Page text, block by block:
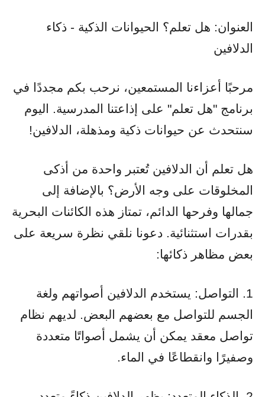
العنوان: هل تعلم؟ الحيوانات الذكية - ذكاء
الدلافين
مرحبًا أعزاءنا المستمعين، نرحب بكم مجددًا في
برنامج "هل تعلم" على إذاعتنا المدرسية. اليوم
سنتحدث عن حيوانات ذكية ومذهلة، الدلافين!
هل تعلم أن الدلافين تُعتبر واحدة من أذكى
المخلوقات على وجه الأرض؟ بالإضافة إلى
جمالها وفرحها الدائم، تمتاز هذه الكائنات البحرية
بقدرات استثنائية. دعونا نلقي نظرة سريعة على
بعض مظاهر ذكائها:
1. التواصل: يستخدم الدلافين أصواتهم ولغة
الجسم للتواصل مع بعضهم البعض. لديهم نظام
تواصل معقد يمكن أن يشمل أصواتًا متعددة
وصفيرًا وانقطاعًا في الماء.